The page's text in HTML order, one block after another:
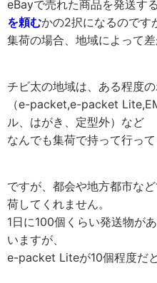
eBayで売れた商品を発送す
を頼むかの2択になるのです
集荷の場合、地域によって差
チビ太の地域は、ある程度
（e-packet,e-packet
ル、はがき、定型外）など
なんでも集荷で持って行って
ですが、都会や地方都市な
荷してくれません。
1日に100個くらい発送物が
いますが、
e-packet Liteが10個程度だ